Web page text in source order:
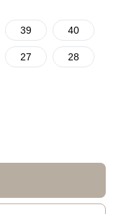
39 40
27 28